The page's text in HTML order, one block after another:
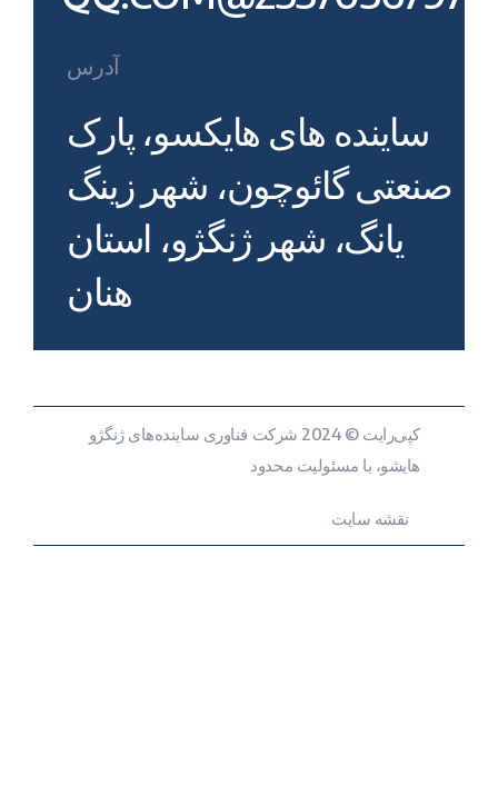
آدرس
ساینده های هایکسو، پارک
صنعتی گائوچون، شهر زینگ
یانگ، شهر ژنگژو، استان
هنان
کپی‌رایت © 2024 شرکت فناوری ساینده‌های ژنگژو
هایشو، با مسئولیت محدود
نقشه سایت